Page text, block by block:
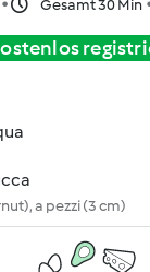
Gesamt 30 Min
a pezzi (3 cm)